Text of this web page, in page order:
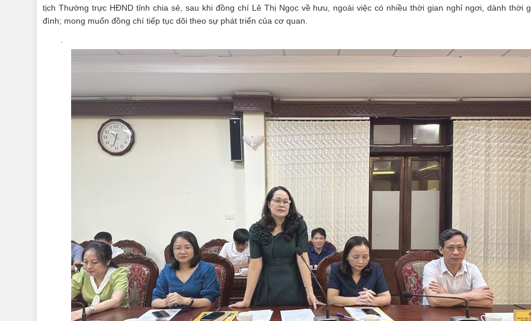
tịch Thường trực HĐND tỉnh chia sẻ, sau khi đồng chí Lê Thị Ngọc về hưu, ngoài việc có nhiều thời gian nghỉ ngơi, dành thời
đình; mong muốn đồng chí tiếp tục dõi theo sự phát triển của cơ quan.